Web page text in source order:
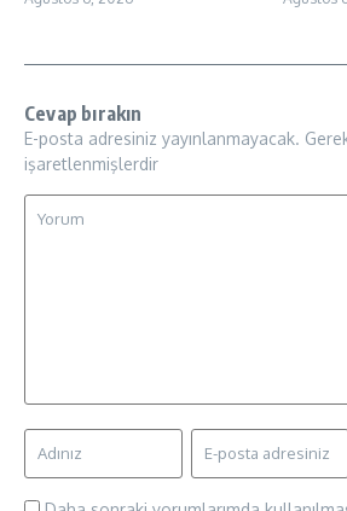
Cevap bırakın
E-posta adresiniz yayınlanmayacak.
işaretlenmişlerdir